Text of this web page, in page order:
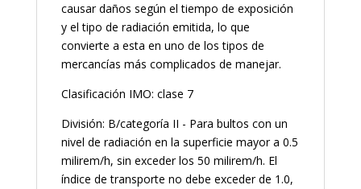
causar daños según el tiempo de exposición
y el tipo de radiación emitida, lo que
convierte a esta en uno de los tipos de
mercancías más complicados de manejar.
Clasificación IMO: clase 7
División: B/categoría II - Para bultos con un
nivel de radiación en la superficie mayor a 0.5
milirem/h, sin exceder los 50 milirem/h. El
índice de transporte no debe exceder de 1.0,